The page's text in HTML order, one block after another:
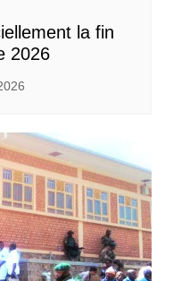
la fin
2026